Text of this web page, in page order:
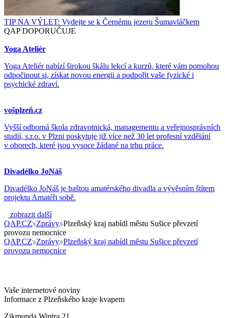
TIP NA VÝLET: Vydejte se k Černému jezeru Šumavláčkem
QAP DOPORUČUJE
Yoga Ateliér
Yoga Ateliér nabízí širokou škálu lekcí a kurzů, které vám pomohou
odpočinout si, získat novou energii a podpořit vaše fyzické i
psychické zdraví.
vošplzeň.cz
Vyšší odborná škola zdravotnická, managementu a veřejnosprávních
studií, s.r.o. v Plzni poskytuje již více než 30 let profesní vzdělání
v oborech, které jsou vysoce žádané na trhu práce.
Divadélko JoNáš
Divadélko JoNáš je baštou amatérského divadla a vývěsním štítem
projektu Amatéři sobě.
zobrazit další
QAP.CZ Zprávy Plzeňský kraj nabídl městu Sušice převzetí
provozu nemocnice
QAP.CZ Zprávy Plzeňský kraj nabídl městu Sušice převzetí
provozu nemocnice
Vaše internetové noviny
Informace z Plzeňského kraje kvapem